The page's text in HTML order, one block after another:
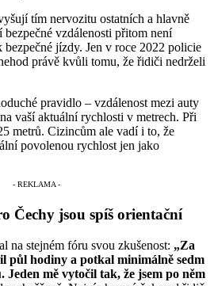
tím nervozitu ostatních a hlavně
vzdálenosti přitom není
bezpečné jízdy. Jen v roce 2022 policie
právě kvůli tomu, že řidiči nedrželi
pravidlo – vzdálenost mezi auty
vaší aktuální rychlosti v metrech. Při
metrů. Cizincům ale vadí i to, že
povolenou rychlost jen jako
Čechy jsou spíš orientační
na stejném fóru svou zkušenost: „Za
půl hodiny a potkal minimálně sedm
mě vytočil tak, že jsem po něm